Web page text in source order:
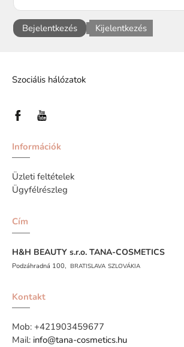
Bejelentkezés Kijelentkezés
Szociális hálózatok
Információk
Üzleti feltételek
Ügyfélrészleg
Cím
H&H BEAUTY s.r.o. TANA-COSMETICS
Podzáhradná 100, BRATISLAVA SZLOVÁKIA
Kontakt
Mob: +421903459677
Mail: info@tana-cosmetics.hu